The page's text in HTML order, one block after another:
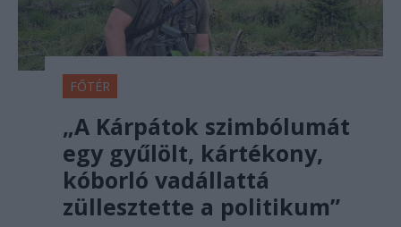
FŐTÉR
„A Kárpátok szimbólumát
egy gyűlölt, kártékony,
kóborló vadállattá
züllesztette a politikum”